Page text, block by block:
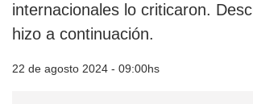
internacionales lo criticaron.
hizo a continuación.
22 de agosto 2024 - 09:00hs